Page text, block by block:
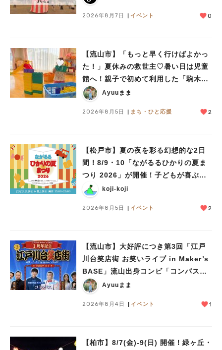
2026年8月7日 イベント 0
【流山市】「もっと早く行けばよかっ
た！」夏休みの救世主♡暑い日は児童
館へ！親子で初めて利用した「駒木台
児童館」レポート
Ayuuまま
2026年8月5日 まち・ひと応援 2
【松戸市】夏の夜を彩る幻想的な2日
間！8/9・10「ながるるひかりの夏ま
つり 2026」が開催！子どもが喜ぶワ
ークショップや限定ヒーローショーも
koji-koji
2026年8月5日 イベント 2
【流山市】大好評につき第3回「江戸
川台笑店街 お笑いライブ in Maker’s
BASE」流山出身コンビ「コンパス」
も登場！8/23（日）
Ayuuまま
2026年8月4日 イベント 1
【柏市】8/7(金)‐9(日) 開催！緑ヶ丘・